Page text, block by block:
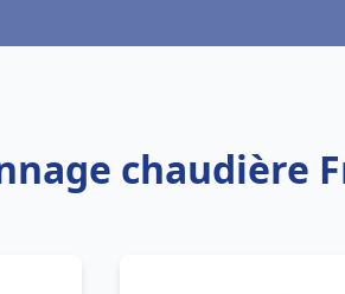
chaudière